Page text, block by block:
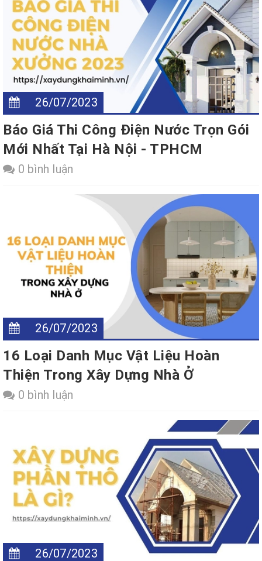
26/07/2023
Báo Giá Thi Công Điện Nước Trọn Gói
Mới Nhất Tại Hà Nội - TPHCM
0 bình luận
26/07/2023
16 Loại Danh Mục Vật Liệu Hoàn
Thiện Trong Xây Dựng Nhà Ở
0 bình luận
26/07/2023